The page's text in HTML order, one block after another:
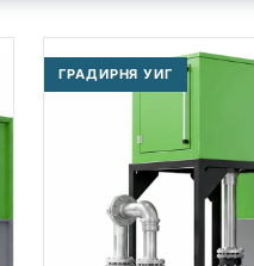
ГРАДИРНЯ УИГ